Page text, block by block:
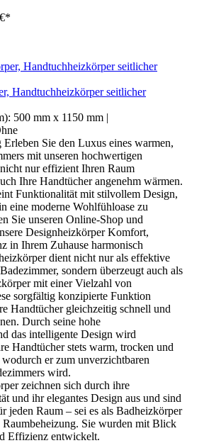
Handtuchheizkörper seitlicher
500 mm x 1150 mm |
Sie den Luxus eines warmen,
mit unseren hochwertigen
nur effizient Ihren Raum
Ihre Handtücher angenehm wärmen.
Funktionalität mit stilvollem Design,
eine moderne Wohlfühloase zu
Sie unseren Online-Shop und
Designheizkörper Komfort,
in Ihrem Zuhause harmonisch
dient nicht nur als effektive
sondern überzeugt auch als
mit einer Vielzahl von
sorgfältig konzipierte Funktion
Handtücher gleichzeitig schnell und
Durch seine hohe
das intelligente Design wird
Handtücher stets warm, trocken und
er zum unverzichtbaren
wird.
zeichnen sich durch ihre
und ihr elegantes Design aus und sind
jeden Raum – sei es als Badheizkörper
Raumbeheizung. Sie wurden mit Blick
Effizienz entwickelt.